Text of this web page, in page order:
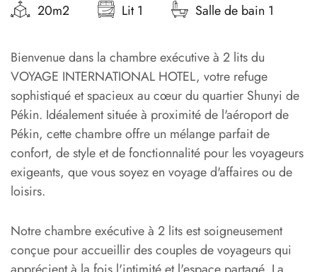
20m2 Lit 1 Salle de bain 1
Bienvenue dans la chambre exécutive à 2 lits du
VOYAGE INTERNATIONAL HOTEL, votre refuge
sophistiqué et spacieux au cœur du quartier Shunyi de
Pékin. Idéalement située à proximité de l'aéroport de
Pékin, cette chambre offre un mélange parfait de
confort, de style et de fonctionnalité pour les voyageurs
exigeants, que vous soyez en voyage d'affaires ou de
loisirs.
Notre chambre exécutive à 2 lits est soigneusement
conçue pour accueillir des couples de voyageurs qui